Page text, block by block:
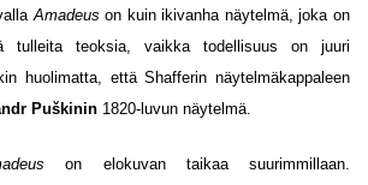
Amadeus on kuin ikivanha näytelmä, joka on
tulleita teoksia, vaikka todellisuus on juuri
huolimatta, että Shafferin näytelmäkappaleen
Puškinin 1820-luvun näytelmä.
on elokuvan taikaa suurimmillaan.